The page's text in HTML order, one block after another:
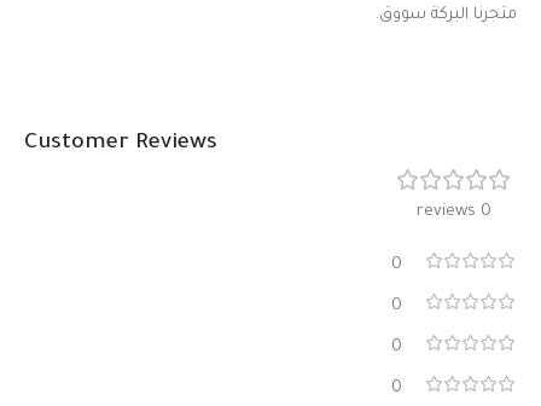
متجرنا البركة سووق.
Customer Reviews
0 reviews
0
0
0
0